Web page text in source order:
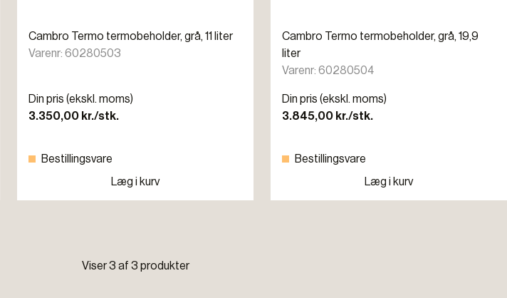
Cambro Termo termobeholder, grå, 11 liter
Varenr: 60280503
Din pris (ekskl. moms)
3.350,00 kr./stk.
Bestillingsvare
Læg i kurv
Cambro Termo termobeholder, grå, 19,9
liter
Varenr: 60280504
Din pris (ekskl. moms)
3.845,00 kr./stk.
Bestillingsvare
Læg i kurv
Viser 3 af 3 produkter